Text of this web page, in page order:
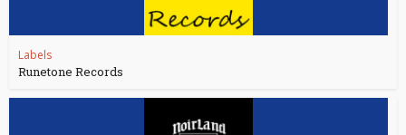
Labels
Runetone Records